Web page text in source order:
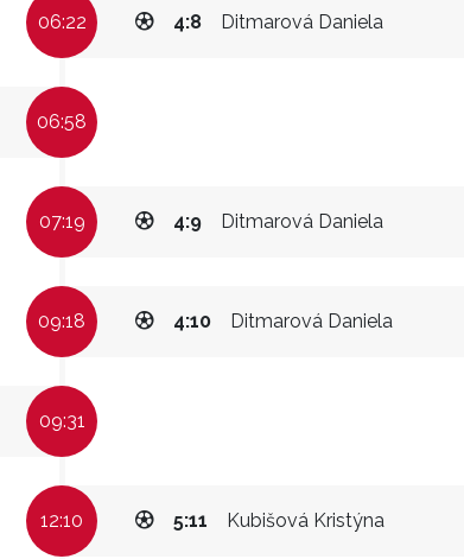
06:22 Ditmarová Daniela
4:8
06:58
07:19 Ditmarová Daniela
4:9
09:18 Ditmarová Daniela
4:10
09:31
12:10 Kubišová Kristýna
5:11